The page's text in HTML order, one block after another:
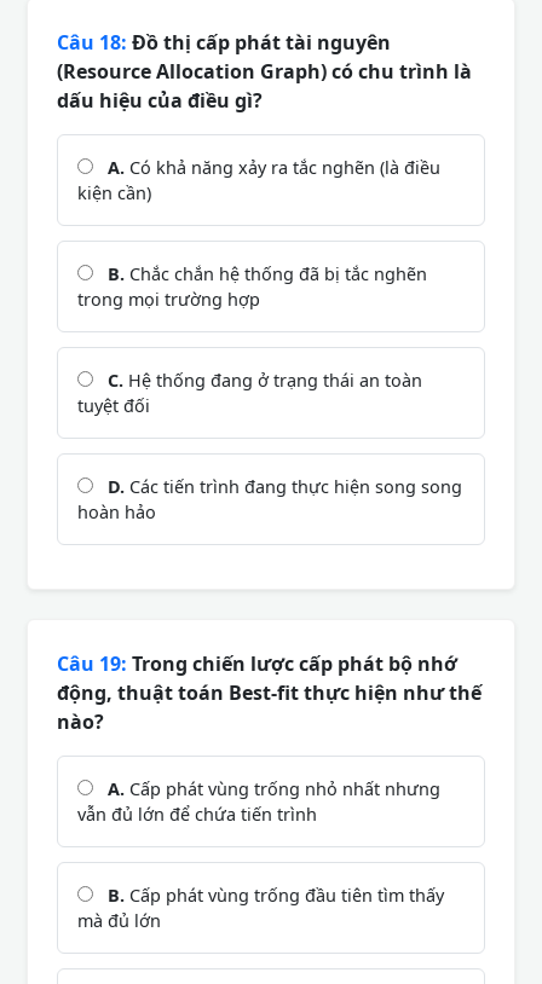
Câu 18: Đồ thị cấp phát tài nguyên
(Resource Allocation Graph) có chu trình là
dấu hiệu của điều gì?
A. Có khả năng xảy ra tắc nghẽn (là điều
kiện cần)
B. Chắc chắn hệ thống đã bị tắc nghẽn
trong mọi trường hợp
C. Hệ thống đang ở trạng thái an toàn
tuyệt đối
D. Các tiến trình đang thực hiện song song
hoàn hảo
Câu 19: Trong chiến lược cấp phát bộ nhớ
động, thuật toán Best-fit thực hiện như thế
nào?
A. Cấp phát vùng trống nhỏ nhất nhưng
vẫn đủ lớn để chứa tiến trình
B. Cấp phát vùng trống đầu tiên tìm thấy
mà đủ lớn